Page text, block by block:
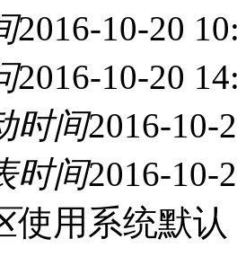
2016-10-20
2016-10-20
时间2016-10-
时间2016-10-
使用系统默认